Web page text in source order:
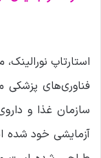
استارتاپ نورالینک،
فناوری‌های پزشکی
آزمایشی خود شده